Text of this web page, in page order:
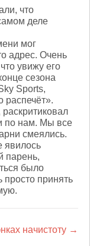
что
деле
мог
адрес. Очень
увижу его
сезона
Sports,
распечёт».
по нам. Мы все
смеялись.
явилось
парень,
было
принять
начистоту →